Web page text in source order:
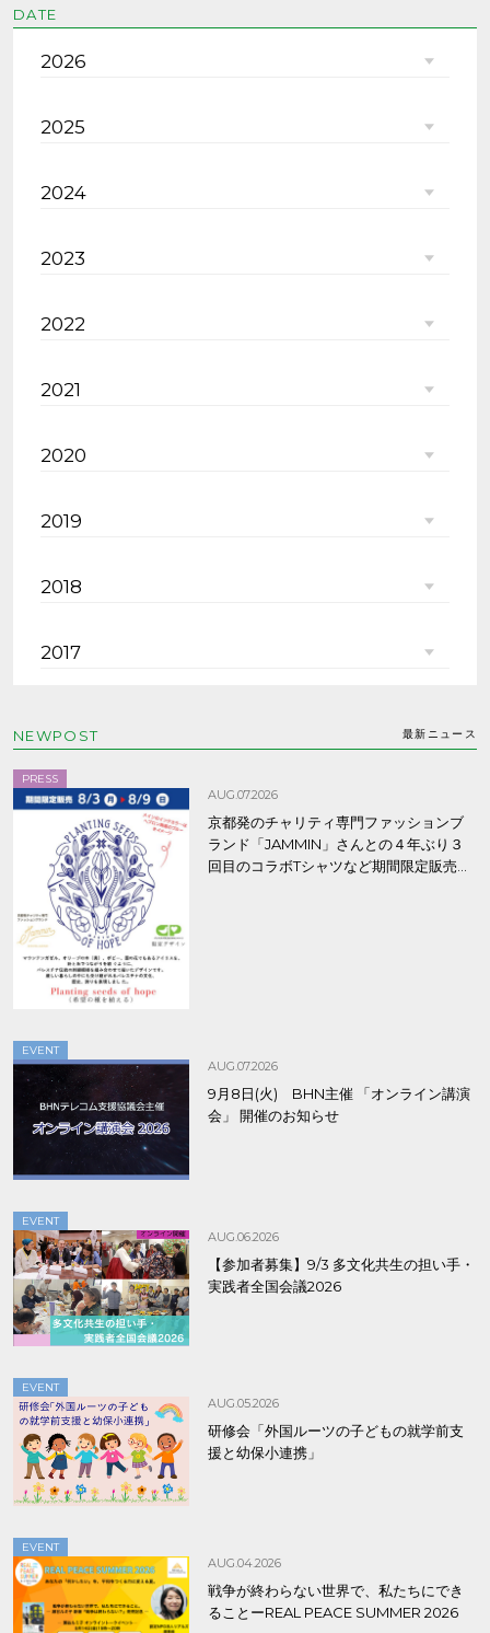
DATE
2026
2025
2024
2023
2022
2021
2020
2019
2018
2017
NEWPOST 最新ニュース
PRESS
AUG.07.2026
京都発のチャリティ専門ファッションブ
ランド「JAMMIN」さんとの４年ぶり３
回目のコラボTシャツなど期間限定販売、
EVENT
AUG.07.2026
9月8日(火) BHN主催 「オンライン講演
会」 開催のお知らせ
EVENT
AUG.06.2026
【参加者募集】9/3 多文化共生の担い手・
実践者全国会議2026
EVENT
AUG.05.2026
研修会「外国ルーツの子どもの就学前支
援と幼保小連携」
EVENT
AUG.04.2026
戦争が終わらない世界で、私たちにでき
ることーREAL PEACE SUMMER 2026